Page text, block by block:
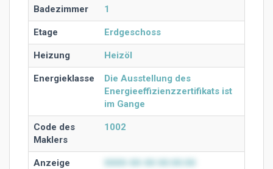
Badezimmer 1
Etage Erdgeschoss
Heizung Heizöl
Energieklasse
Die Ausstellung des
Energieeffizienzzertifikats ist
im Gange
Code des
Maklers
1002
Anzeige